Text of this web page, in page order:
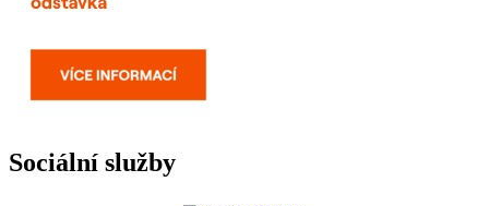
Sociální služby